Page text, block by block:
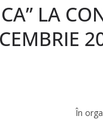
LA
În